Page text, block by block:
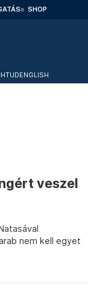
SHOP
ENGLISH
veszel
nem kell egyet